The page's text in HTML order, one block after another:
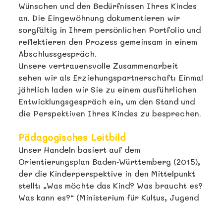
Wünschen und den Bedürfnissen Ihres Kindes
an. Die Eingewöhnung dokumentieren wir
sorgfältig in Ihrem persönlichen Portfolio und
reflektieren den Prozess gemeinsam in einem
Abschlussgespräch.
Unsere vertrauensvolle Zusammenarbeit
sehen wir als Erziehungspartnerschaft: Einmal
jährlich laden wir Sie zu einem ausführlichen
Entwicklungsgespräch ein, um den Stand und
die Perspektiven Ihres Kindes zu besprechen.
Pädagogisches Leitbild
Unser Handeln basiert auf dem
Orientierungsplan Baden‑Württemberg (2015),
der die Kinderperspektive in den Mittelpunkt
stellt: „Was möchte das Kind? Was braucht es?
Was kann es?“ (Ministerium für Kultus, Jugend